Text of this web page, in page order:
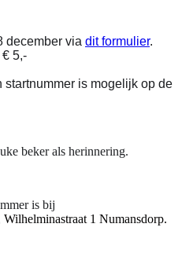
december via dit formulier.
5,-
is mogelijk op de
beker als herinnering.
is bij
Wilhelminastraat 1 Numansdorp.